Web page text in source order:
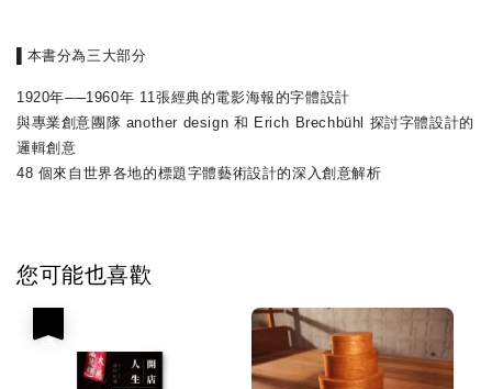
本書分為三大部分
1920年──1960年 11張經典的電影海報的字體設計
與專業創意團隊 another design 和 Erich Brechbühl 探討字體設計的
邏輯創意
48 個來自世界各地的標題字體藝術設計的深入創意解析
您可能也喜歡